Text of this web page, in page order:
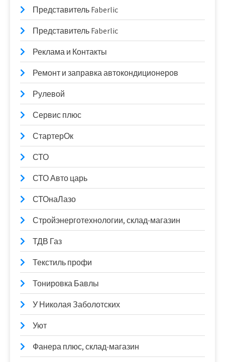
Представитель Faberlic
Представитель Faberlic
Реклама и Контакты
Ремонт и заправка автокондиционеров
Рулевой
Сервис плюс
СтартерОк
СТО
СТО Авто царь
СТОнаЛазо
Стройэнерготехнологии, склад-магазин
ТДВ Газ
Текстиль профи
Тонировка Бавлы
У Николая Заболотских
Уют
Фанера плюс, склад-магазин